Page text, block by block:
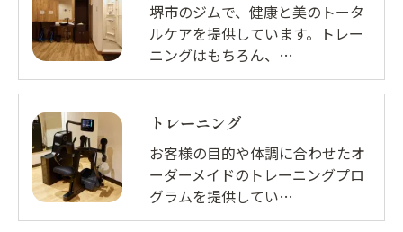
堺市のジムで、健康と美のトータ
ルケアを提供しています。トレー
ニングはもちろん、…
トレーニング
お客様の目的や体調に合わせたオ
ーダーメイドのトレーニングプロ
グラムを提供してい…